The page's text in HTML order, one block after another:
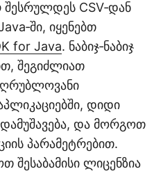
CSV‑დან
იყენებთ
for Java. ნაბიჯ‑ნაბიჯ
შეგიძლიათ
დიდი
და მორგოთ
პარამეტრებით.
შესაბამისი ლიცენზია